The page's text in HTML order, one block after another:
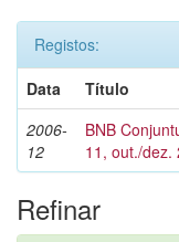
Registos:
Data
Título
2006-
12
BNB
11, out./dez.
Refinar